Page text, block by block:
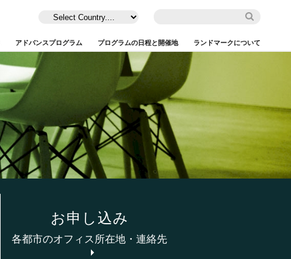
アドバンスプログラム プログラムの日程と開催地 ランドマークについて
お申し込み
各都市のオフィス所在地・連絡先